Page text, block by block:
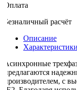
расчёт
Описание
Характеристики
с